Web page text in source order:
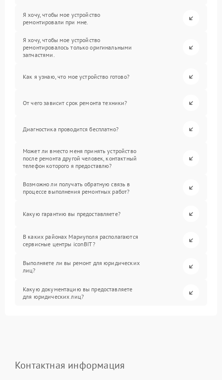
Я хочу, чтобы мое устройство
ремонтировали при мне.
Я хочу, чтобы мое устройство
ремонтировалось только оригинальными
запчастями.
Как я узнаю, что мое устройство готово?
От чего зависит срок ремонта техники?
Диагностика проводится бесплатно?
Может ли вместо меня принять устройство
после ремонта другой человек, контактный
телефон которого я предоставлю?
Возможно ли получать обратную связь в
процессе выполнения ремонтных работ?
Какую гарантию вы предоставляете?
В каких районах Мариуполя располагаются
сервисные центры iconBIT?
Выполняете ли вы ремонт для юридических
лиц?
Какую документацию вы предоставляете
для юридических лиц?
Контактная информация